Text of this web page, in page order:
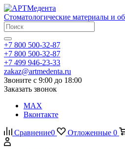
Стоматологические материалы и
+7 800 500-32-87
+7 800 500-32-87
+7 499 946-23-33
zakaz@artmedenta.ru
Звоните с 9:00 до 18:00
Заказать звонок
MAX
Вконтакте
Сравнение0 Отложенные 0